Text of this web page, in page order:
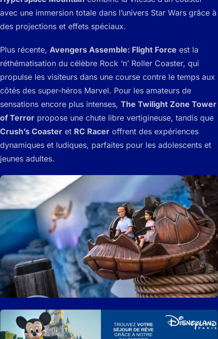
avec une immersion totale dans l’univers Star Wars grâce à
des projections et effets spéciaux.
Plus récente, Avengers Assemble: Flight Force est la
réthématisation du célèbre Rock ‘n’ Roller Coaster, qui
propulse les visiteurs dans une course contre le temps aux
côtés des super-héros Marvel. Pour les amateurs de
sensations encore plus intenses, The Twilight Zone Tower
of Terror propose une chute libre vertigineuse, tandis que
Crush’s Coaster et RC Racer offrent des expériences
dynamiques et ludiques, parfaites pour les adolescents et
jeunes adultes.